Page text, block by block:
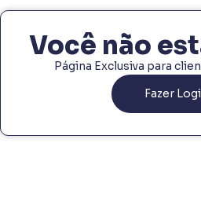
Você não
Página Exclusiva para
Fazer